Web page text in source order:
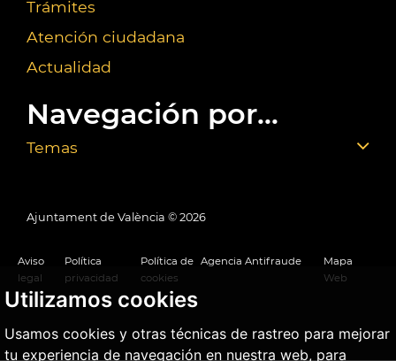
Utilizamos cookies
Usamos cookies y otras técnicas de rastreo para mejorar
tu experiencia de navegación en nuestra web, para
Trámites
Atención ciudadana
Actualidad
Navegación por...
Temas
Ajuntament de València © 2026
Aviso
legal
Política
privacidad
Política de
cookies
Agencia Antifraude
Mapa
Web